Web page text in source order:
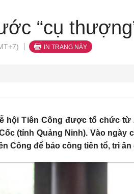
“cụ
IN TRANG NÀY
hội Tiên Công được tổ chức
(tỉnh Quảng Ninh). Vào ngày
Công để báo công tiên tổ, tri